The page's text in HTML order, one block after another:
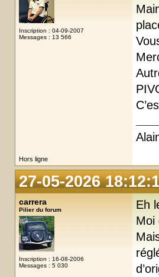
Inscription : 04-09-2007
Messages : 13 566
Hors ligne
27-05-2026
carrera
Pilier du forum
Inscription : 16-08-2006
Messages : 5 030
Eh
Moi